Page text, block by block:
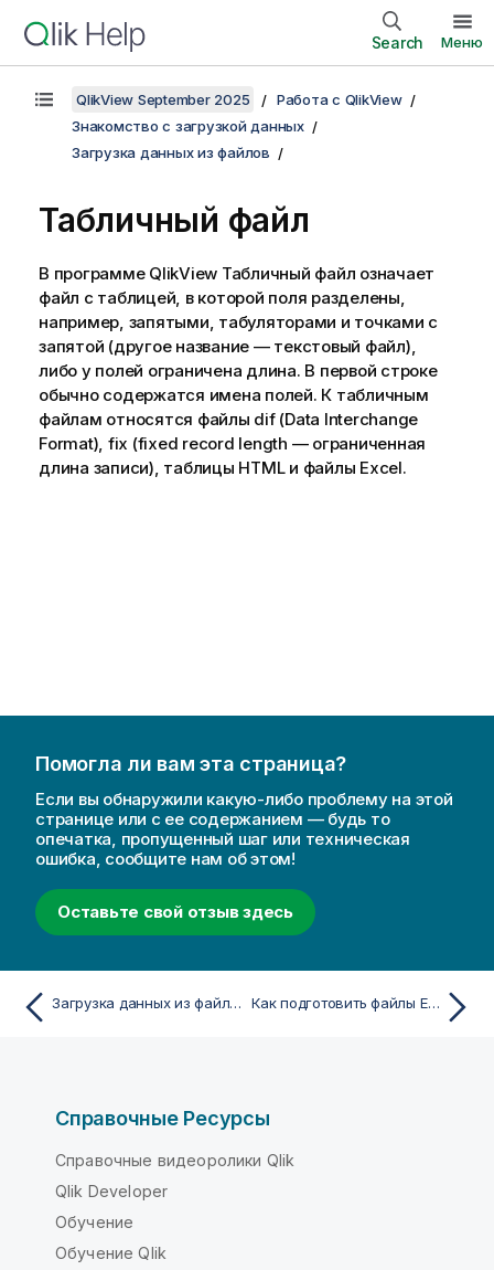
Search Меню
QlikView September 2025
Работа с QlikView
Знакомство с загрузкой данных
Загрузка данных из файлов
Табличный файл
В программе QlikView Табличный файл означает
файл с таблицей, в которой поля разделены,
например, запятыми, табуляторами и точками с
запятой (другое название — текстовый файл),
либо у полей ограничена длина. В первой строке
обычно содержатся имена полей. К табличным
файлам относятся файлы dif (Data Interchange
Format), fix (fixed record length — ограниченная
длина записи), таблицы HTML и файлы Excel.
Помогла ли вам эта страница?
Если вы обнаружили какую-либо проблему на этой
странице или с ее содержанием — будь то
опечатка, пропущенный шаг или техническая
ошибка, сообщите нам об этом!
Оставьте свой отзыв здесь
Загрузка данных из файлов Как подготовить файлы Excel для загрузки в программу QlikView
Справочные Ресурсы
Справочные видеоролики Qlik
Qlik Developer
Обучение
Обучение Qlik